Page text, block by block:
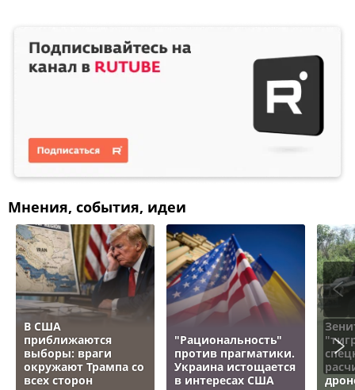
Мнения, события, идеи
В США
приближаются
выборы: враги
окружают Трампа со
всех сторон
"Рациональность"
против прагматики.
Украина истощается
в интересах США